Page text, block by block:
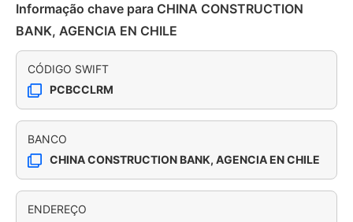
Informação chave para CHINA CONSTRUCTION
BANK, AGENCIA EN CHILE
CÓDIGO SWIFT
PCBCCLRM
BANCO
CHINA CONSTRUCTION BANK, AGENCIA EN CHILE
ENDEREÇO